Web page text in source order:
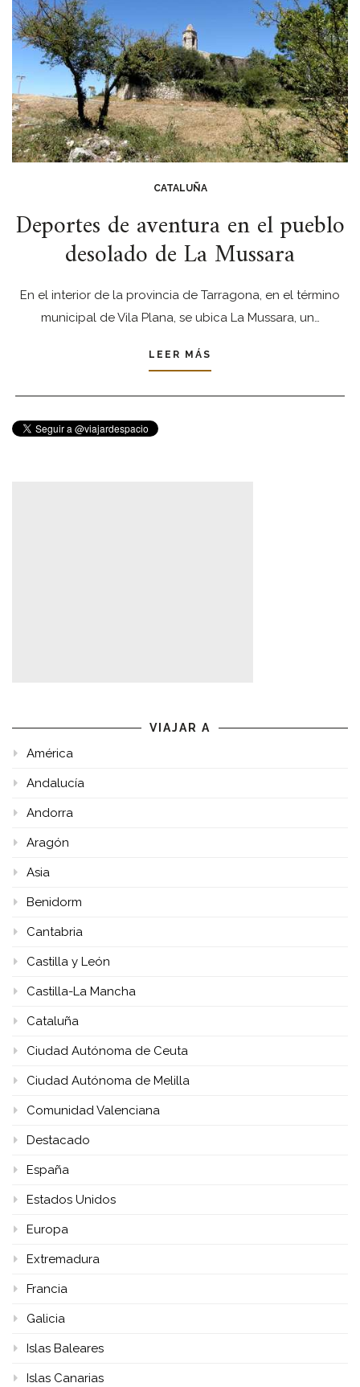
CATALUÑA
Deportes de aventura en el pueblo
desolado de La Mussara
En el interior de la provincia de Tarragona, en el término
municipal de Vila Plana, se ubica La Mussara, un…
LEER MÁS
VIAJAR A
América
Andalucía
Andorra
Aragón
Asia
Benidorm
Cantabria
Castilla y León
Castilla-La Mancha
Cataluña
Ciudad Autónoma de Ceuta
Ciudad Autónoma de Melilla
Comunidad Valenciana
Destacado
España
Estados Unidos
Europa
Extremadura
Francia
Galicia
Islas Baleares
Islas Canarias